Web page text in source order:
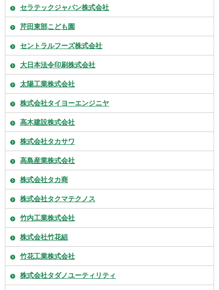
セラテックジャパン株式会社
芹田東部こども園
セントラルフーズ株式会社
大日本法令印刷株式会社
太陽工業株式会社
株式会社タイヨーエンジニヤ
高木建設株式会社
株式会社タカサワ
高島産業株式会社
株式会社タカ商
株式会社タクマテクノス
竹内工業株式会社
株式会社竹花組
竹花工業株式会社
株式会社タダノユーティリティ